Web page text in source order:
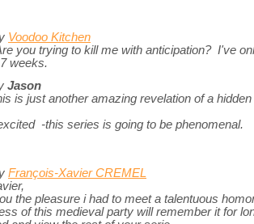
Voodoo Kitchen
you trying to kill me with anticipation? I've
weeks.
Jason
is just another amazing revelation of a
-this series is going to be phenomenal.
François-Xavier CREMEL
the pleasure i had to meet a talentuous
of this medieval party will remember it for